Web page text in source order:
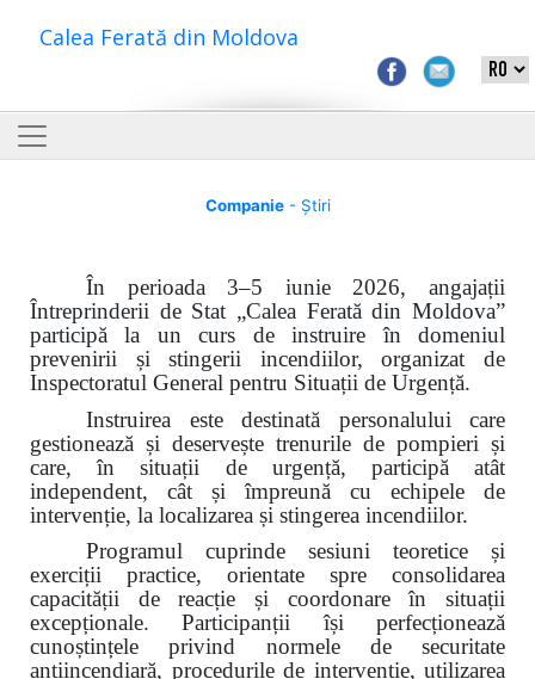
Calea Ferată din Moldova
Companie- Știri
În perioada 3–5 iunie 2026, angajații
Întreprinderii de Stat „Calea Ferată din Moldova”
participă la un curs de instruire în domeniul
prevenirii și stingerii incendiilor, organizat de
Inspectoratul General pentru Situații de Urgență.
Instruirea este destinată personalului care
gestionează și deservește trenurile de pompieri și
care, în situații de urgență, participă atât
independent, cât și împreună cu echipele de
intervenție, la localizarea și stingerea incendiilor.
Programul cuprinde sesiuni teoretice și
exerciții practice, orientate spre consolidarea
capacității de reacție și coordonare în situații
excepționale. Participanții își perfecționează
cunoștințele privind normele de securitate
antiincendiară, procedurile de intervenție, utilizarea